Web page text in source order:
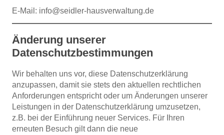
E-Mail: info@seidler-hausverwaltung.de
Änderung unserer
Datenschutzbestimmungen
Wir behalten uns vor, diese Datenschutzerklärung
anzupassen, damit sie stets den aktuellen rechtlichen
Anforderungen entspricht oder um Änderungen unserer
Leistungen in der Datenschutzerklärung umzusetzen,
z.B. bei der Einführung neuer Services. Für Ihren
erneuten Besuch gilt dann die neue